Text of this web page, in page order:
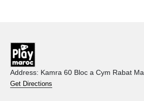
Address: Kamra 60 Bloc a Cym Rabat Ma
Get Directions